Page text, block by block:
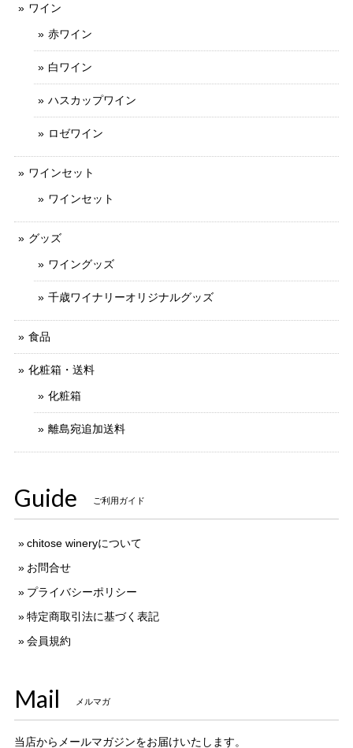
ワイン
赤ワイン
白ワイン
ハスカップワイン
ロゼワイン
ワインセット
ワインセット
グッズ
ワイングッズ
千歳ワイナリーオリジナルグッズ
食品
化粧箱・送料
化粧箱
離島宛追加送料
Guide ご利用ガイド
chitose wineryについて
お問合せ
プライバシーポリシー
特定商取引法に基づく表記
会員規約
Mail メルマガ
当店からメールマガジンをお届けいたします。